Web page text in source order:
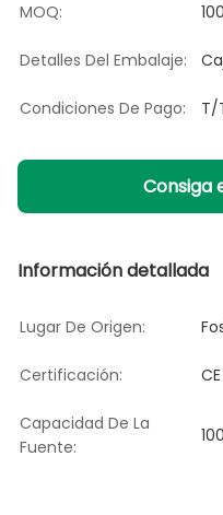
MOQ:
Detalles Del Embalaje:
Condiciones De Pago: T/
Consiga
Información detallada
Lugar De Origen:
Certificación: CE
Capacidad De La
Fuente: